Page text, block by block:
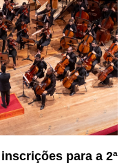
para a 2ª